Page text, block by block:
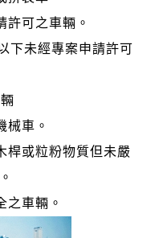
許可之車輛。
下未經專案申請許可
械車。
桿或粒粉物質但未嚴
之車輛。